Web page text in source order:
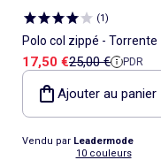
(1)
Polo col zippé - Torrente
Prix de vente
17,50 €Prix de référence
25,00 € PDR
Ajouter au panier
Vendu par Leadermode
10 couleurs